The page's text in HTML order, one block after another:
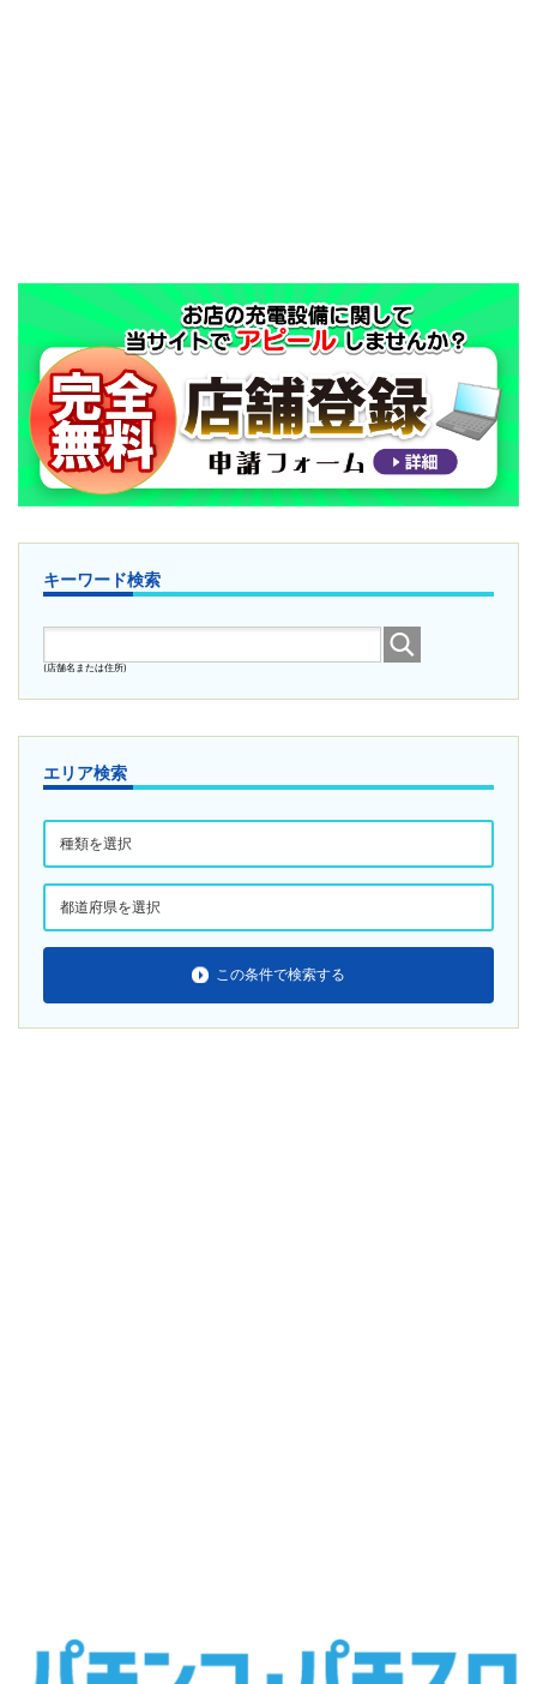
キーワード検索
(店舗名または住所)
エリア検索
この条件で検索する